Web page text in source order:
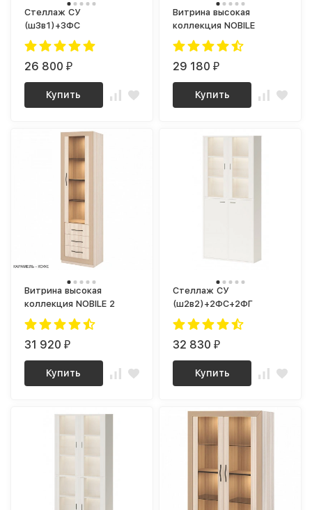
Стеллаж СУ
(ш3в1)+3ФС
26 800₽
Купить
Витрина высокая
коллекция NOBILE
29 180₽
Купить
Витрина высокая
коллекция NOBILE 2
31 920₽
Купить
Стеллаж СУ
(ш2в2)+2ФС+2ФГ
32 830₽
Купить